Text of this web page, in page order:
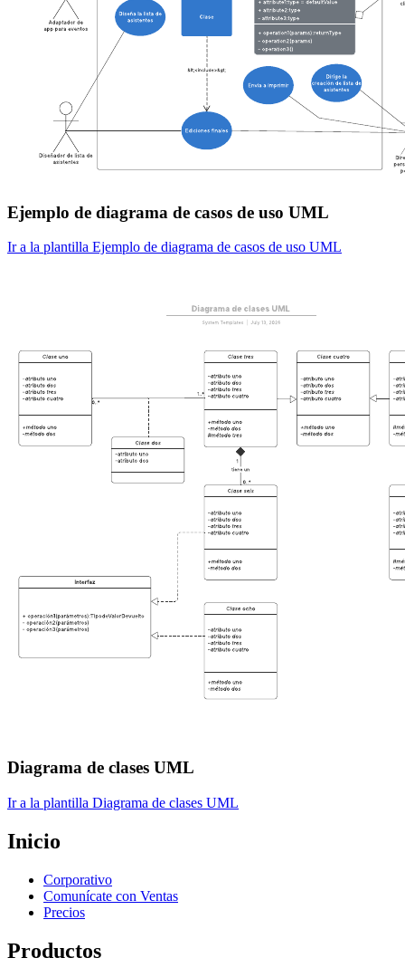
Ejemplo de diagrama de casos de uso UML
Ir a la plantilla Ejemplo de diagrama de casos de uso UML
Diagrama de clases UML
Ir a la plantilla Diagrama de clases UML
Inicio
Corporativo
Comunícate con Ventas
Precios
Productos